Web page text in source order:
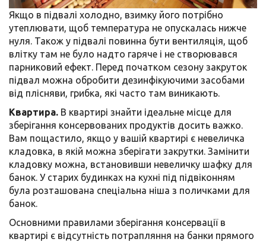
Якщо в підвалі холодно, взимку його потрібно
утеплювати, щоб температура не опускалась нижче
нуля. Також у підвалі повинна бути вентиляція, щоб
влітку там не було надто гаряче і не створювався
парниковий ефект. Перед початком сезону закруток
підвал можна обробити дезинфікуючими засобами
від плісняви, грибка, які часто там виникають.
Квартира. В квартирі знайти ідеальне місце для
зберігання консервованих продуктів досить важко.
Вам пощастило, якщо у вашій квартирі є невеличка
кладовка, в якій можна зберігати закрутки. Замінити
кладовку можна, встановивши невеличку шафку для
банок. У старих будинках на кухні під підвіконням
була розташована спеціальна ніша з поличками для
банок.
Основними правилами зберігання консервації в
квартирі є відсутність потрапляння на банки прямого